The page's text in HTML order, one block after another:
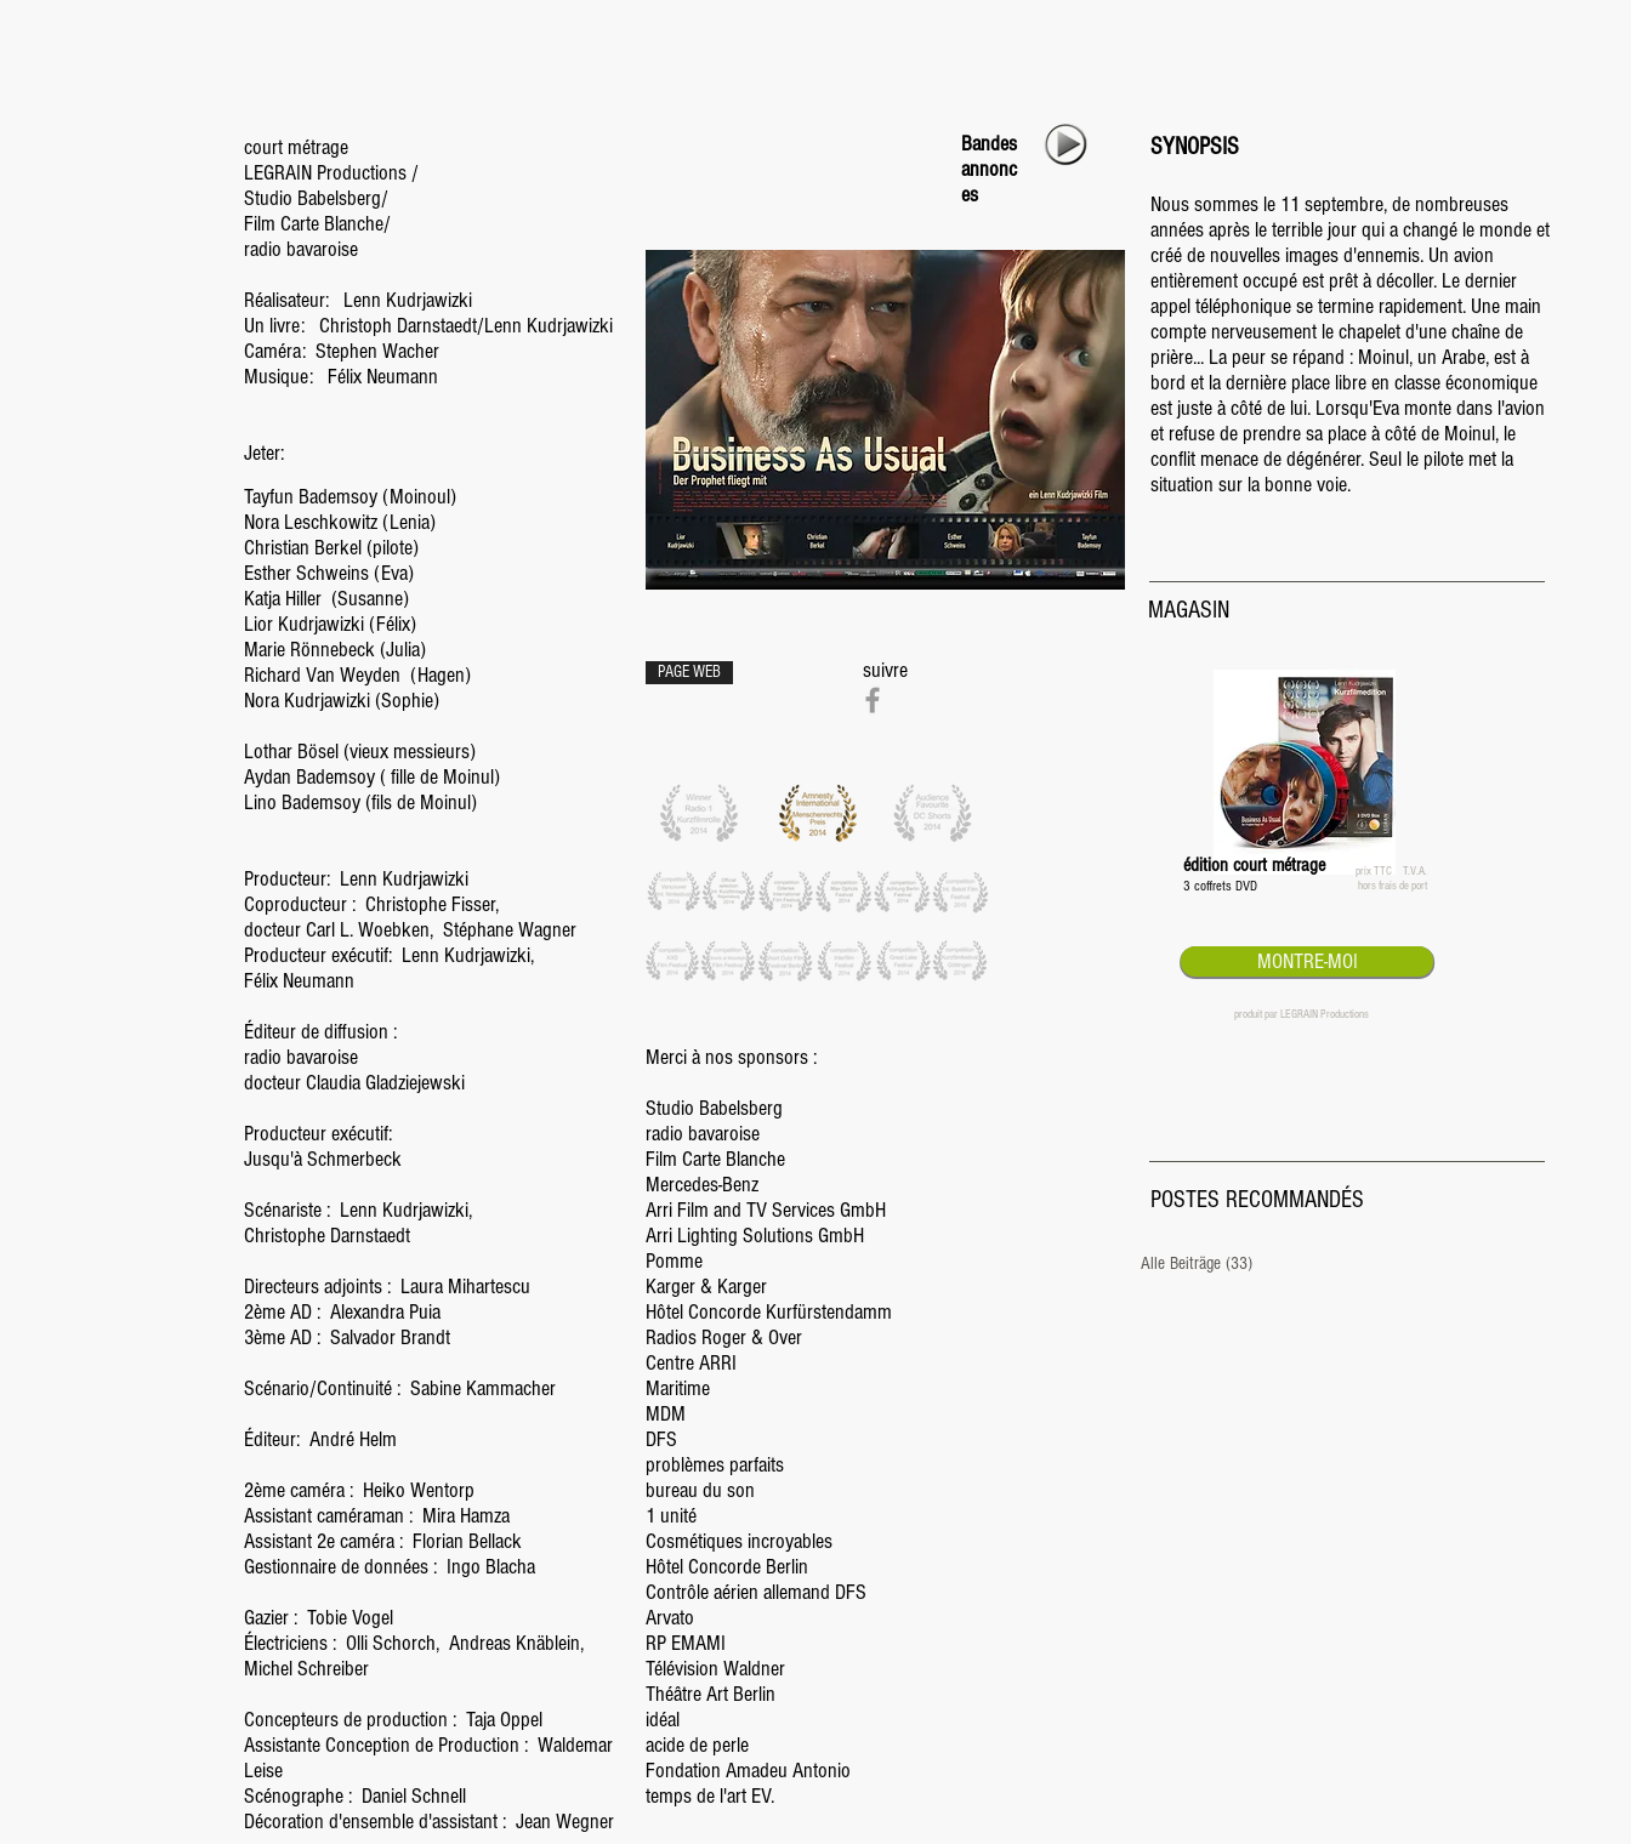
court métrage
LEGRAIN Productions /
Studio Babelsberg/
Film Carte Blanche/
radio bavaroise
Réalisateur:
Lenn Kudrjawizki
Un livre: Christoph Darnstaedt/Lenn Kudrjawizki
Caméra: Stephen Wacher
Musique:
Félix Neumann
Jeter:
Tayfun Bademsoy (Moinoul)
Nora Leschkowitz (Lenia)
Christian Berkel (pilote)
Esther Schweins (Eva)
Katja Hiller (Susanne)
Lior Kudrjawizki (Félix)
Marie Rönnebeck (Julia)
Richard Van Weyden (Hagen)
Nora Kudrjawizki (Sophie)
Lothar Bösel (vieux messieurs)
Aydan Bademsoy ( fille de Moinul)
Lino Bademsoy (fils de Moinul)
Producteur: Lenn Kudrjawizki
Coproducteur : Christophe Fisser,
docteur Carl L. Woebken, Stéphane Wagner
Producteur exécutif: Lenn Kudrjawizki,
Félix Neumann
Éditeur de diffusion :
radio bavaroise
docteur Claudia Gladziejewski
Producteur exécutif:
Jusqu'à Schmerbeck
Scénariste : Lenn Kudrjawizki,
Christophe Darnstaedt
Directeurs adjoints : Laura Mihartescu
2ème AD : Alexandra Puia
3ème AD : Salvador Brandt
Scénario/Continuité : Sabine Kammacher
Éditeur: André Helm
2ème caméra : Heiko Wentorp
Assistant caméraman : Mira Hamza
Assistant 2e caméra : Florian Bellack
Gestionnaire de données : Ingo Blacha
Gazier : Tobie Vogel
Électriciens : Olli Schorch, Andreas Knäblein,
Michel Schreiber
Concepteurs de production : Taja Oppel
Assistante Conception de Production : Waldemar
Leise
Scénographe : Daniel Schnell
Décoration d'ensemble d'assistant : Jean Wegner
Bandes
annonc
es
PAGE WEB suivre
Merci à nos sponsors :
Studio Babelsberg
radio bavaroise
Film Carte Blanche
Mercedes-Benz
Arri Film and TV Services GmbH
Arri Lighting Solutions GmbH
Pomme
Karger & Karger
Hôtel Concorde Kurfürstendamm
Radios Roger & Over
Centre ARRI
Maritime
MDM
DFS
problèmes parfaits
bureau du son
1 unité
Cosmétiques incroyables
Hôtel Concorde Berlin
Contrôle aérien allemand DFS
Arvato
RP EMAMI
Télévision Waldner
Théâtre Art Berlin
idéal
acide de perle
Fondation Amadeu Antonio
temps de l'art EV.
SYNOPSIS
Nous sommes le 11 septembre, de nombreuses
années après le terrible jour qui a changé le monde et
créé de nouvelles images d'ennemis. Un avion
entièrement occupé est prêt à décoller. Le dernier
appel téléphonique se termine rapidement. Une main
compte nerveusement le chapelet d'une chaîne de
prière... La peur se répand : Moinul, un Arabe, est à
bord et la dernière place libre en classe économique
est juste à côté de lui. Lorsqu'Eva monte dans l'avion
et refuse de prendre sa place à côté de Moinul, le
conflit menace de dégénérer. Seul le pilote met la
situation sur la bonne voie.
MAGASIN
prix TTC
T.V.A.
hors frais de port
édition court métrage
3 coffrets DVD
MONTRE-MOI
produit par LEGRAIN Productions
POSTES RECOMMANDÉS
Alle Beiträge (33)